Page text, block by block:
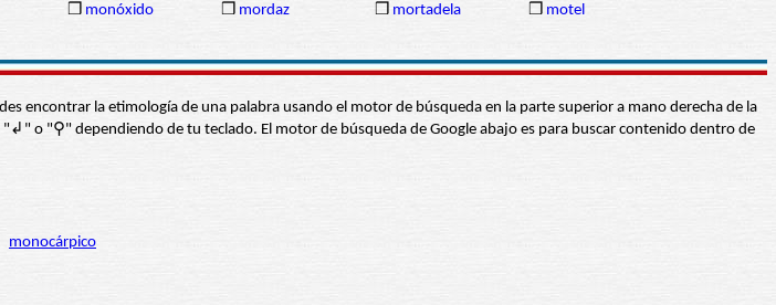
❒ monóxido ❒ mordaz ❒ mortadela ❒ motel
encontrar la etimología de una palabra usando el motor de búsqueda en la parte superior a mano derecha de la
"↲" o "⚲" dependiendo de tu teclado. El motor de búsqueda de Google abajo es para buscar contenido dentro de
monocárpico